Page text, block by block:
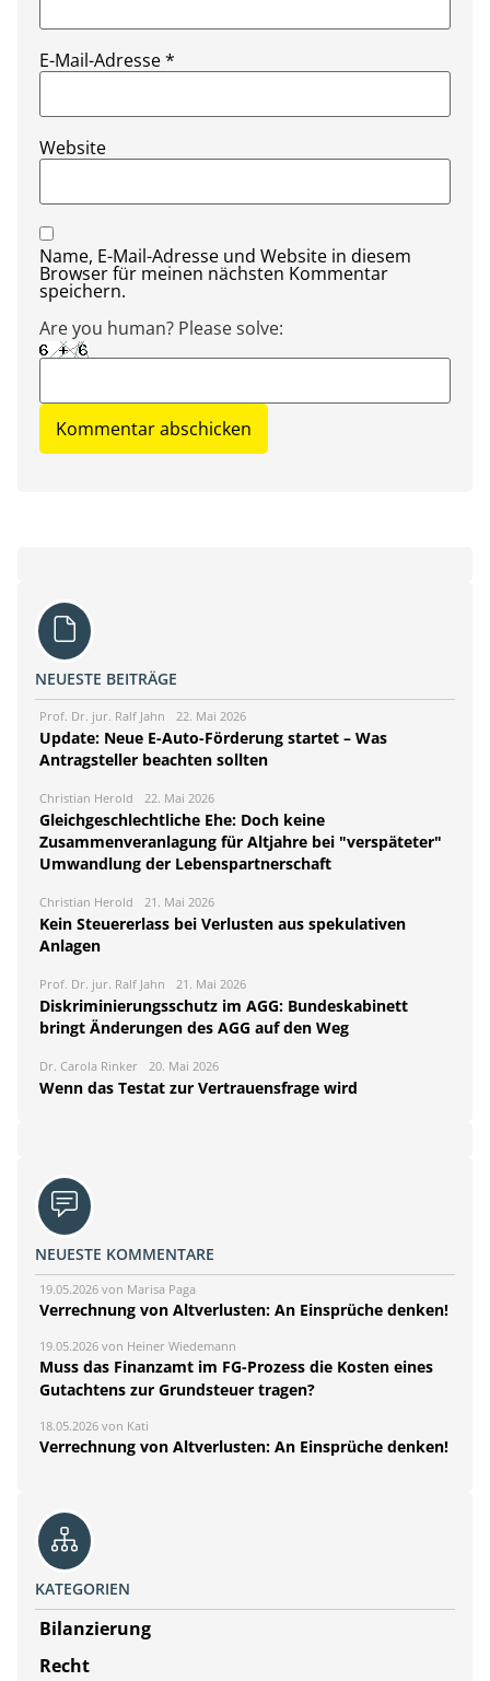
E-Mail-Adresse*
Website
Name, E-Mail-Adresse und Website in diesem
Browser für meinen nächsten Kommentar
speichern.
Are you human? Please solve:
NEUESTE BEITRÄGE
Prof. Dr. jur. Ralf Jahn 22. Mai 2026
Update: Neue E-Auto-Förderung startet – Was
Antragsteller beachten sollten
Christian Herold 22. Mai 2026
Gleichgeschlechtliche Ehe: Doch keine
Zusammenveranlagung für Altjahre bei "verspäteter"
Umwandlung der Lebenspartnerschaft
Christian Herold 21. Mai 2026
Kein Steuererlass bei Verlusten aus spekulativen
Anlagen
Prof. Dr. jur. Ralf Jahn 21. Mai 2026
Diskriminierungsschutz im AGG: Bundeskabinett
bringt Änderungen des AGG auf den Weg
Dr. Carola Rinker 20. Mai 2026
Wenn das Testat zur Vertrauensfrage wird
NEUESTE KOMMENTARE
19.05.2026 von Marisa Paga
Verrechnung von Altverlusten: An Einsprüche denken!
19.05.2026 von Heiner Wiedemann
Muss das Finanzamt im FG-Prozess die Kosten eines
Gutachtens zur Grundsteuer tragen?
18.05.2026 von Kati
Verrechnung von Altverlusten: An Einsprüche denken!
KATEGORIEN
Bilanzierung
Recht